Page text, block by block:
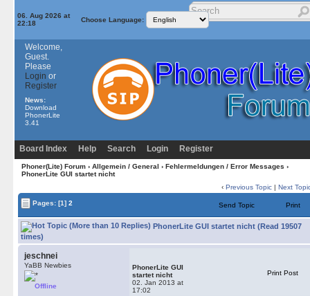
06. Aug 2026 at
22:18
Choose Language:
Welcome,
Guest.
Please
Login or
Register
News:
Download
PhonerLite
3.41
Board Index Help Search Login Register
Phoner(Lite) Forum› Allgemein / General › Fehlermeldungen / Error Messages ›
PhonerLite GUI startet nicht
‹ Previous Topic | Next
Pages: [1] 2 Send Topic Print
PhonerLite GUI startet nicht (Read 19507
times)
jeschnei
YaBB Newbies
Offline
PhonerLite GUI
startet nicht
02. Jan 2013 at
17:02
Print Post